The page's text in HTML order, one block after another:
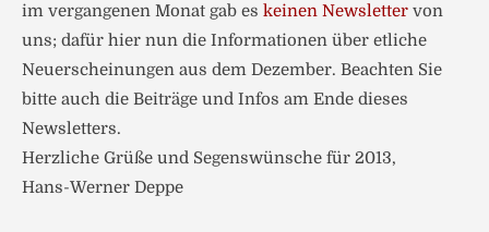
im vergangenen Monat gab es keinen Newsletter von
uns; dafür hier nun die Informationen über etliche
Neuerscheinungen aus dem Dezember. Beachten Sie
bitte auch die Beiträge und Infos am Ende dieses
Newsletters.
Herzliche Grüße und Segenswünsche für 2013,
Hans-Werner Deppe